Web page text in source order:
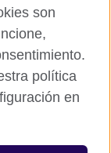
son
política
en